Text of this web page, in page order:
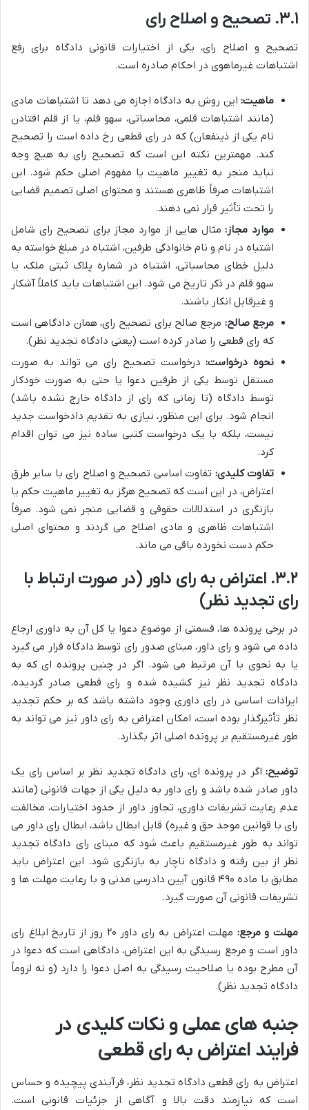
۳.۱. تصحیح و اصلاح رای
تصحیح و اصلاح رای، یکی از اختیارات قانونی دادگاه برای رفع
اشتباهات غیرماهوی در احکام صادره است.
ماهیت: این روش به دادگاه اجازه می دهد تا اشتباهات مادی
(مانند اشتباهات قلمی، محاسباتی، سهو قلم، یا از قلم افتادن
نام یکی از ذینفعان) که در رای قطعی رخ داده است را تصحیح
کند. مهمترین نکته این است که تصحیح رای به هیچ وجه
نباید منجر به تغییر ماهیت یا مفهوم اصلی حکم شود. این
اشتباهات صرفاً ظاهری هستند و محتوای اصلی تصمیم قضایی
را تحت تأثیر قرار نمی دهند.
موارد مجاز:مثال هایی از موارد مجاز برای تصحیح رای شامل
اشتباه در نام و نام خانوادگی طرفین، اشتباه در مبلغ خواسته به
دلیل خطای محاسباتی، اشتباه در شماره پلاک ثبتی ملک، یا
سهو قلم در ذکر تاریخ می شود. این اشتباهات باید کاملاً آشکار
و غیرقابل انکار باشند.
مرجع صالح: مرجع صالح برای تصحیح رای، همان دادگاهی است
که رای قطعی را صادر کرده است (یعنی دادگاه تجدید نظر).
نحوه درخواست:درخواست تصحیح رای می تواند به صورت
مستقل توسط یکی از طرفین دعوا یا حتی به صورت خودکار
توسط دادگاه (تا زمانی که رای از دادگاه خارج نشده باشد)
انجام شود. برای این منظور، نیازی به تقدیم دادخواست جدید
نیست، بلکه با یک درخواست کتبی ساده نیز می توان اقدام
کرد.
تفاوت کلیدی: تفاوت اساسی تصحیح و اصلاح رای با سایر طرق
اعتراض، در این است که تصحیح هرگز به تغییر ماهیت حکم یا
بازنگری در استدلالات حقوقی و قضایی منجر نمی شود. صرفاً
اشتباهات ظاهری و مادی اصلاح می گردند و محتوای اصلی
حکم دست نخورده باقی می ماند.
۳.۲. اعتراض به رای داور (در صورت ارتباط با
رای تجدید نظر)
در برخی پرونده ها، قسمتی از موضوع دعوا یا کل آن به داوری ارجاع
داده می شود و رای داور، مبنای صدور رای توسط دادگاه قرار می گیرد
یا به نحوی با آن مرتبط می شود. اگر در چنین پرونده ای که به
دادگاه تجدید نظر نیز کشیده شده و رای قطعی صادر گردیده،
ایرادات اساسی در رای داوری وجود داشته باشد که بر حکم تجدید
نظر تأثیرگذار بوده است، امکان اعتراض به رای داور نیز می تواند به
طور غیرمستقیم بر پرونده اصلی اثر بگذارد.
توضیح: اگر در پرونده ای، رای دادگاه تجدید نظر بر اساس رای یک
داور صادر شده باشد و رای داور به دلیل یکی از جهات قانونی (مانند
عدم رعایت تشریفات داوری، تجاوز داور از حدود اختیارات، مخالفت
رای با قوانین موجد حق و غیره) قابل ابطال باشد، ابطال رای داور می
تواند به طور غیرمستقیم باعث شود که مبنای رای دادگاه تجدید
نظر از بین رفته و دادگاه ناچار به بازنگری شود. این اعتراض باید
مطابق با ماده ۴۹۰ قانون آیین دادرسی مدنی و با رعایت مهلت ها و
تشریفات قانونی آن صورت گیرد.
مهلت و مرجع:
مهلت اعتراض به رای داور ۲۰ روز از تاریخ ابلاغ رای
داور است و مرجع رسیدگی به این اعتراض، دادگاهی است که دعوا در
آن مطرح بوده یا صلاحیت رسیدگی به اصل دعوا را دارد (و نه لزوماً
دادگاه تجدید نظر).
جنبه های عملی و نکات کلیدی در
فرایند اعتراض به رای قطعی
اعتراض به رای قطعی دادگاه تجدید نظر، فرآیندی پیچیده و حساس
است که نیازمند دقت بالا و آگاهی از جزئیات قانونی است.